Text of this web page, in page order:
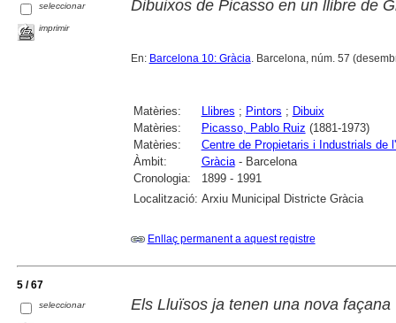
seleccionar
imprimir
Dibuixos de Picasso en un llibre de
En: Barcelona 10: Gràcia. Barcelona, núm. 57
Matèries: Llibres ; Pintors ; Dibuix
Matèries:
Picasso, Pablo Ruiz (1881-1973)
Matèries:
Centre de Propietaris i Industrials de
Àmbit:
Gràcia- Barcelona
Cronologia:
1899 - 1991
Localització: Arxiu Municipal Districte Gràcia
Enllaç permanent a aquest registre
5 / 67
seleccionar Els Lluïsos ja tenen una nova façana